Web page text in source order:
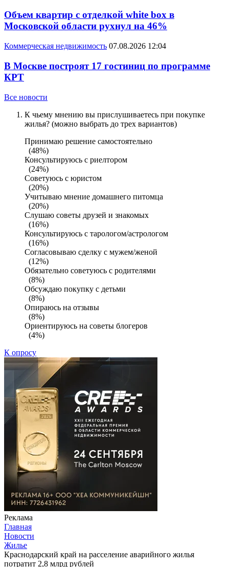
Объем квартир с отделкой white box в
Московской области рухнул на 46%
Коммерческая недвижимость 07.08.2026 12:04
В Москве построят 17 гостиниц по программе
КРТ
Все новости
К чьему мнению вы прислушиваетесь при покупке
жилья? (можно выбрать до трех вариантов)
Принимаю решение самостоятельно
(48%)
Консультируюсь с риелтором
(24%)
Советуюсь с юристом
(20%)
Учитываю мнение домашнего питомца
(20%)
Слушаю советы друзей и знакомых
(16%)
Консультируюсь с тарологом/астрологом
(16%)
Согласовываю сделку с мужем/женой
(12%)
Обязательно советуюсь с родителями
(8%)
Обсуждаю покупку с детьми
(8%)
Опираюсь на отзывы
(8%)
Ориентируюсь на советы блогеров
(4%)
К опросу
Реклама
Главная
Новости
Жилье
Краснодарский край на расселение аварийного жилья
потратит 2,8 млрд рублей